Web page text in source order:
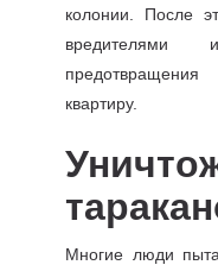
колонии. После
вредителями
квартиру.
Многие люди